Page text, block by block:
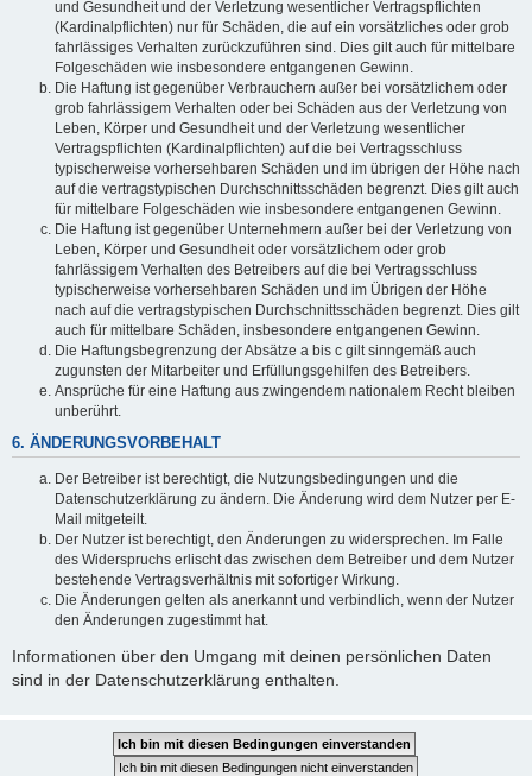
und Gesundheit und der Verletzung wesentlicher Vertragspflichten
(Kardinalpflichten) nur für Schäden, die auf ein vorsätzliches oder grob
fahrlässiges Verhalten zurückzuführen sind. Dies gilt auch für mittelbare
Folgeschäden wie insbesondere entgangenen Gewinn.
Die Haftung ist gegenüber Verbrauchern außer bei vorsätzlichem oder
grob fahrlässigem Verhalten oder bei Schäden aus der Verletzung von
Leben, Körper und Gesundheit und der Verletzung wesentlicher
Vertragspflichten (Kardinalpflichten) auf die bei Vertragsschluss
typischerweise vorhersehbaren Schäden und im übrigen der Höhe nach
auf die vertragstypischen Durchschnittsschäden begrenzt. Dies gilt auch
für mittelbare Folgeschäden wie insbesondere entgangenen Gewinn.
Die Haftung ist gegenüber Unternehmern außer bei der Verletzung von
Leben, Körper und Gesundheit oder vorsätzlichem oder grob
fahrlässigem Verhalten des Betreibers auf die bei Vertragsschluss
typischerweise vorhersehbaren Schäden und im Übrigen der Höhe
nach auf die vertragstypischen Durchschnittsschäden begrenzt. Dies gilt
auch für mittelbare Schäden, insbesondere entgangenen Gewinn.
Die Haftungsbegrenzung der Absätze a bis c gilt sinngemäß auch
zugunsten der Mitarbeiter und Erfüllungsgehilfen des Betreibers.
Ansprüche für eine Haftung aus zwingendem nationalem Recht bleiben
unberührt.
6. ÄNDERUNGSVORBEHALT
Der Betreiber ist berechtigt, die Nutzungsbedingungen und die
Datenschutzerklärung zu ändern. Die Änderung wird dem Nutzer per E-
Mail mitgeteilt.
Der Nutzer ist berechtigt, den Änderungen zu widersprechen. Im Falle
des Widerspruchs erlischt das zwischen dem Betreiber und dem Nutzer
bestehende Vertragsverhältnis mit sofortiger Wirkung.
Die Änderungen gelten als anerkannt und verbindlich, wenn der Nutzer
den Änderungen zugestimmt hat.
Informationen über den Umgang mit deinen persönlichen Daten
sind in der Datenschutzerklärung enthalten.